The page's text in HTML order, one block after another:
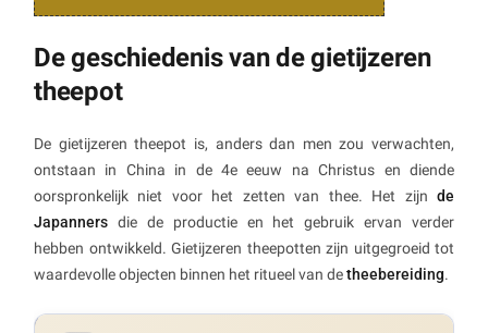
De geschiedenis van de gietijzeren
theepot
De gietijzeren theepot is, anders dan men zou verwachten,
ontstaan in China in de 4e eeuw na Christus en diende
oorspronkelijk niet voor het zetten van thee. Het zijn de
Japanners die de productie en het gebruik ervan verder
hebben ontwikkeld. Gietijzeren theepotten zijn uitgegroeid tot
waardevolle objecten binnen het ritueel van detheebereiding.